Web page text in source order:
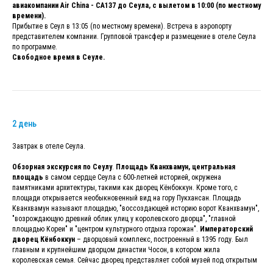
авиакомпании Air China - CA137 до Сеула, с вылетом в 10:00 (по местному
времени).
Прибытие в Сеул в 13:05 (по местному времени). Встреча в аэропорту
представителем компании. Групповой трансфер и размещение в отеле Сеула
по программе.
Свободное время в Сеуле.
2 день
Завтрак в отеле Сеула.
Обзорная экскурсия по Сеулу. Площадь Кванхвамун, центральная
площадь в самом сердце Сеула с 600-летней историей, окружена
памятниками архитектуры, такими как дворец Кёнбоккун. Кроме того, с
площади открывается необыкновенный вид на гору Пукхансан. Площадь
Кванхвамун называют площадью, "воссоздающей историю ворот Кванхвамун",
"возрождающую древний облик улиц у королевского дворца", "главной
площадью Кореи" и "центром культурного отдыха горожан". Императорский
дворец Кёнбоккун – дворцовый комплекс, построенный в 1395 году. Был
главным и крупнейшим дворцом династии Чосон, в котором жила
королевская семья. Сейчас дворец представляет собой музей под открытым